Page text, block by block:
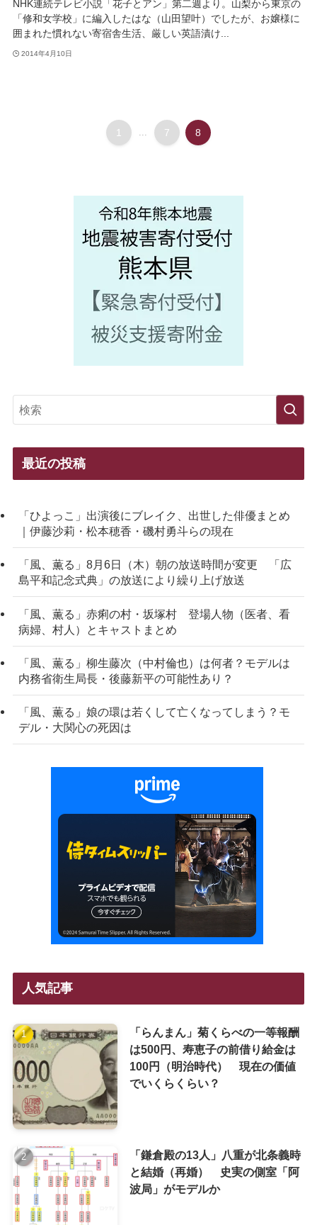
NHK連続テレビ小説「花子とアン」第二週より。山梨から東京の
「修和女学校」に編入したはな（山田望叶）でしたが、お嬢様に
囲まれた慣れない寄宿舎生活、厳しい英語漬け...
2014年4月10日
1 ... 7 8
最近の投稿
「ひよっこ」出演後にブレイク、出世した俳優まとめ
｜伊藤沙莉・松本穂香・磯村勇斗らの現在
「風、薫る」8月6日（木）朝の放送時間が変更 「広
島平和記念式典」の放送により繰り上げ放送
「風、薫る」赤痢の村・坂塚村 登場人物（医者、看
病婦、村人）とキャストまとめ
「風、薫る」柳生藤次（中村倫也）は何者？モデルは
内務省衛生局長・後藤新平の可能性あり？
「風、薫る」娘の環は若くして亡くなってしまう？モ
デル・大関心の死因は
人気記事
「らんまん」菊くらべの一等報酬
は500円、寿恵子の前借り給金は
100円（明治時代） 現在の価値
でいくらくらい？
「鎌倉殿の13人」八重が北条義時
と結婚（再婚） 史実の側室「阿
波局」がモデルか